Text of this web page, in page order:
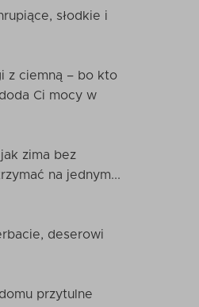
słodkie i
z ciemną – bo kto
Ci mocy w
zima bez
na jednym...
deserowi
przytulne